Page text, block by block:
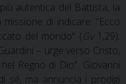
autentica del Battista, la
di indicare: “Ecco
del mondo” (Gv1,29).
– urge verso Cristo,
Regno di Dio”. Giovanni
sé, ma annuncia i prodigi